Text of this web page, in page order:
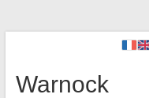
Warnock